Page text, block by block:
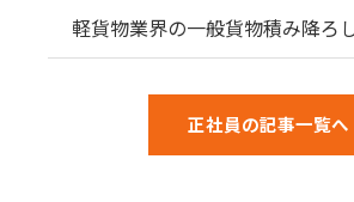
軽貨物業界の一般貨物積み降ろ
正社員の記事一覧へ